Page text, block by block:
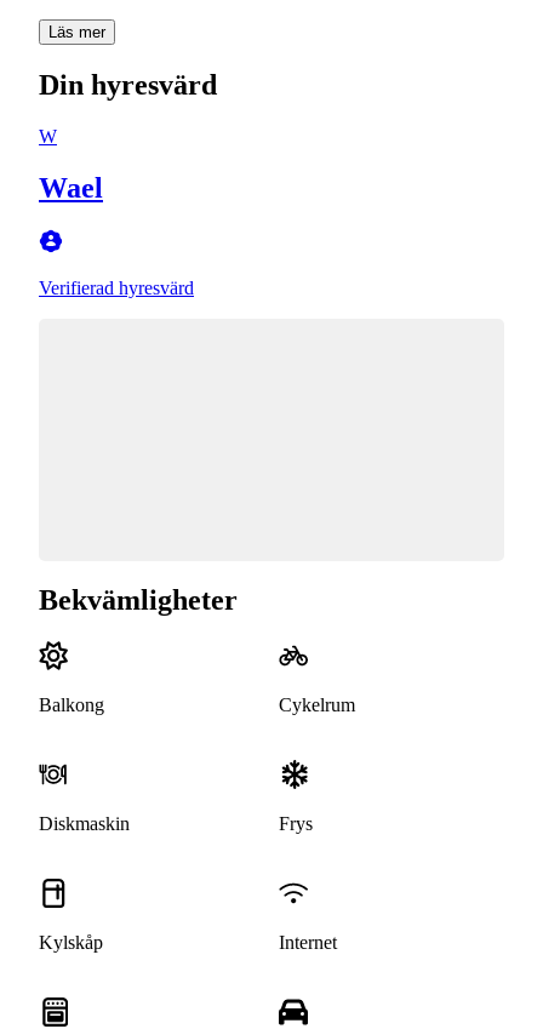
Läs mer
Din hyresvärd
W
Wael
Verifierad hyresvärd
Bekvämligheter
Balkong Cykelrum
Diskmaskin Frys
Kylskåp Internet